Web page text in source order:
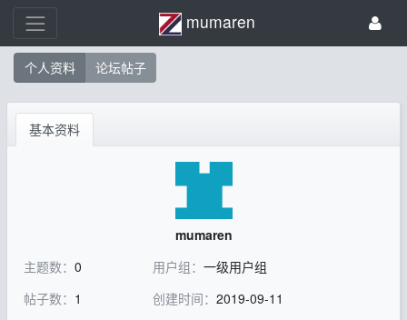
mumaren
个人资料 论坛帖子
基本资料
mumaren
主题数： 0
帖子数： 1
用户组： 一级用户组
创建时间： 2019-09-11